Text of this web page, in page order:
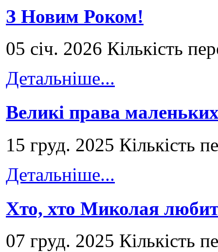
З Новим Роком!
05 січ. 2026 Кількість
Детальніше...
Великі права маленьких
15 груд. 2025 Кількість
Детальніше...
Хто, хто Миколая
07 груд. 2025 Кількість